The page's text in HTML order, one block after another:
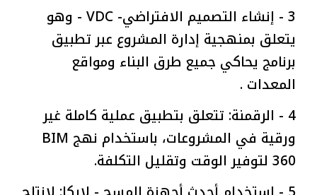
3 - إنشاء التصميم الافتراضي- VDC - وهو
يتعلق بمنهجية إدارة المشروع عبر تطبيق
برنامج يحاكي جميع طرق البناء ومواقع
المعدات .
4 - الرقمنة: تتعلق بتطبيق عملية كاملة غير
ورقية في المشروعات، باستخدام نهج BIM
360 لتوفير الوقت وتقليل التكلفة.